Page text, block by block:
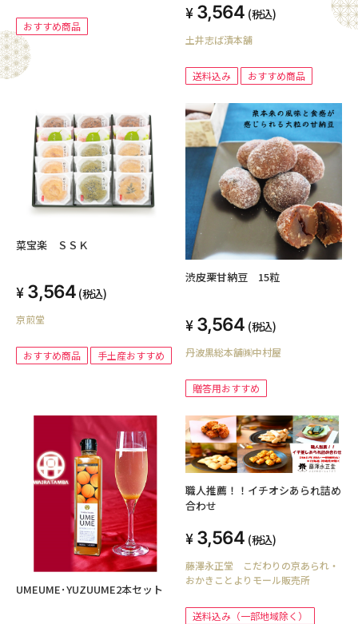
おすすめ商品
3,564 (税込)
土井志ば漬本舗
送料込み おすすめ商品
菜宝楽 ＳＳＫ
3,564 (税込)
京煎堂
おすすめ商品 手土産おすすめ
渋皮栗甘納豆 15粒
3,564 (税込)
丹波黒総本舗㈱中村屋
贈答用おすすめ
UMEUME･YUZUUME2本セット
職人推薦！！イチオシあられ詰め
合わせ
3,564 (税込)
藤澤永正堂 こだわりの京あられ・
おかきことよりモール販売所
送料込み（一部地域除く）